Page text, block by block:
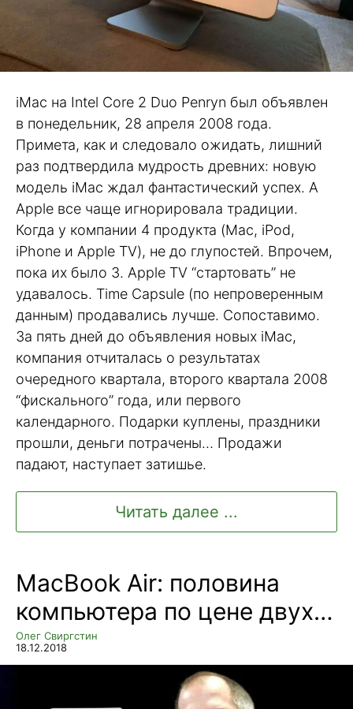
iMac на Intel Core 2 Duo Penryn был объявлен
в понедельник, 28 апреля 2008 года.
Примета, как и следовало ожидать, лишний
раз подтвердила мудрость древних: новую
модель iMac ждал фантастический успех. А
Apple все чаще игнорировала традиции.
Когда у компании 4 продукта (Mac, iPod,
iPhone и Apple TV), не до глупостей. Впрочем,
пока их было 3. Apple TV “стартовать” не
удавалось. Time Capsule (по непроверенным
данным) продавались лучше. Сопоставимо.
За пять дней до объявления новых iMac,
компания отчиталась о результатах
очередного квартала, второго квартала 2008
“фискального” года, или первого
календарного. Подарки куплены, праздники
прошли, деньги потрачены… Продажи
падают, наступает затишье.
Читать далее ...
MacBook Air: половина
компьютера по цене двух…
Олег Свиргстин
18.12.2018